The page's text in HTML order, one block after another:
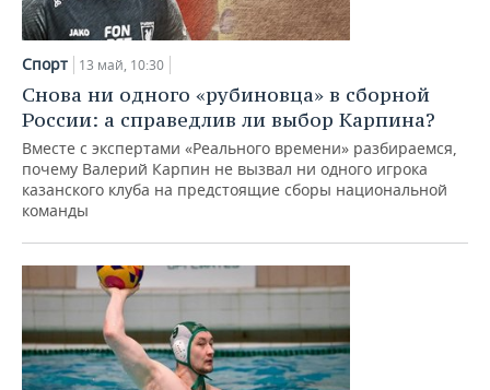
Спорт 13 май, 10:30
Снова ни одного «рубиновца» в сборной
России: а справедлив ли выбор Карпина?
Вместе с экспертами «Реального времени» разбираемся,
почему Валерий Карпин не вызвал ни одного игрока
казанского клуба на предстоящие сборы национальной
команды